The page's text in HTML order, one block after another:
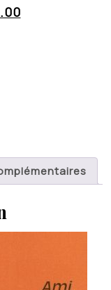
Le
durer